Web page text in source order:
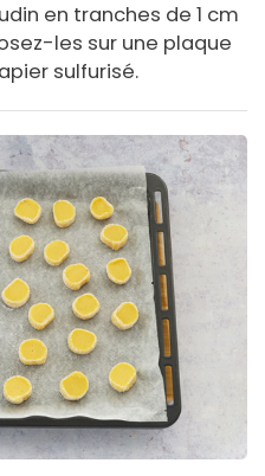
en tranches de 1 cm
les sur une plaque
sulfurisé.